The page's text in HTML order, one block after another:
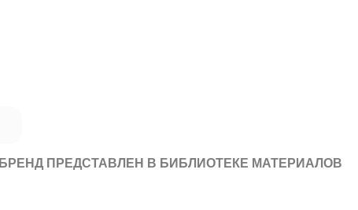
БРЕНД ПРЕДСТАВЛЕН В БИБЛИОТЕКЕ МАТЕРИАЛОВ